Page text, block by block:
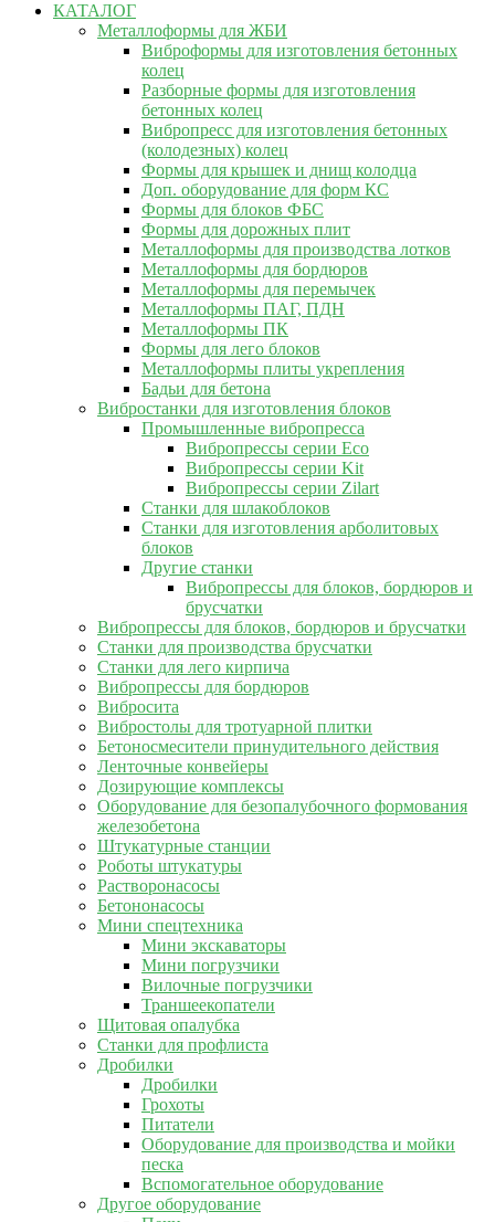
КАТАЛОГ
Металлоформы для ЖБИ
Виброформы для изготовления бетонных
колец
Разборные формы для изготовления
бетонных колец
Вибропресс для изготовления бетонных
(колодезных) колец
Формы для крышек и днищ колодца
Доп. оборудование для форм КС
Формы для блоков ФБС
Формы для дорожных плит
Металлоформы для производства лотков
Металлоформы для бордюров
Металлоформы для перемычек
Металлоформы ПАГ, ПДН
Металлоформы ПК
Формы для лего блоков
Металлоформы плиты укрепления
Бадьи для бетона
Вибростанки для изготовления блоков
Промышленные вибропресса
Вибропрессы серии Eco
Вибропрессы серии Kit
Вибропрессы серии Zilart
Станки для шлакоблоков
Станки для изготовления арболитовых
блоков
Другие станки
Вибропрессы для блоков, бордюров и
брусчатки
Вибропрессы для блоков, бордюров и брусчатки
Станки для производства брусчатки
Станки для лего кирпича
Вибропрессы для бордюров
Вибросита
Вибростолы для тротуарной плитки
Бетоносмесители принудительного действия
Ленточные конвейеры
Дозирующие комплексы
Оборудование для безопалубочного формования
железобетона
Штукатурные станции
Роботы штукатуры
Растворонасосы
Бетононасосы
Мини спецтехника
Мини экскаваторы
Мини погрузчики
Вилочные погрузчики
Траншеекопатели
Щитовая опалубка
Станки для профлиста
Дробилки
Дробилки
Грохоты
Питатели
Оборудование для производства и мойки
песка
Вспомогательное оборудование
Другое оборудование